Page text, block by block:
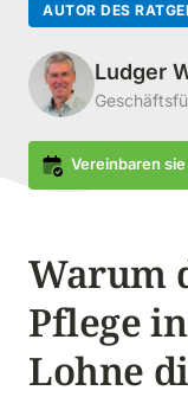
AUTOR DES
Ludger
Vereinbaren
Warum
Pflege
Lohne